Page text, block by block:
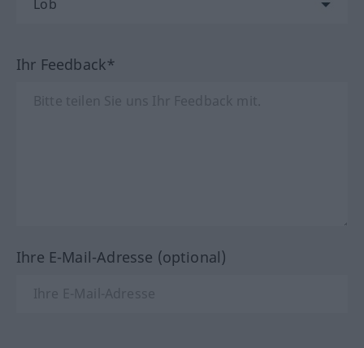
Ihr Feedback*
Ihre E-Mail-Adresse (optional)